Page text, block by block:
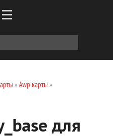
» Awp карты»
для